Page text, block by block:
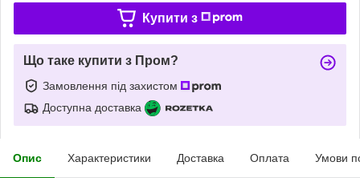
Купити з
Що таке купити з Пром?
Замовлення під захистом
Доступна доставка
Опис Характеристики Доставка Оплата Умови